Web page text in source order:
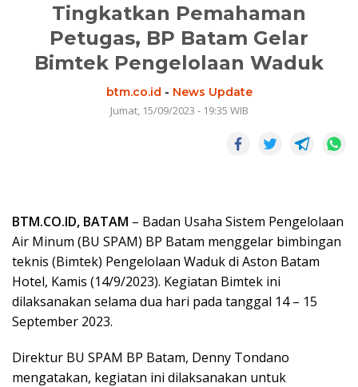
Tingkatkan Pemahaman
Petugas, BP Batam Gelar
Bimtek Pengelolaan Waduk
btm.co.id - News Update
Jumat, 15/09/2023 - 19:35 WIB
BTM.CO.ID, BATAM – Badan Usaha Sistem Pengelolaan
Air Minum (BU SPAM) BP Batam menggelar bimbingan
teknis (Bimtek) Pengelolaan Waduk di Aston Batam
Hotel, Kamis (14/9/2023). Kegiatan Bimtek ini
dilaksanakan selama dua hari pada tanggal 14 – 15
September 2023.
Direktur BU SPAM BP Batam, Denny Tondano
mengatakan, kegiatan ini dilaksanakan untuk